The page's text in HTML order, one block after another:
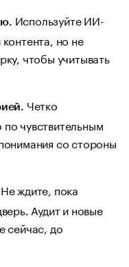
Используйте ИИ-
но не
чтобы учитывать
Четко
чувствительным
со стороны
Не ждите, пока
Аудит и новые
сейчас, до